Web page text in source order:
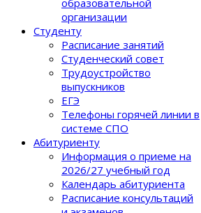
образовательной
организации
Студенту
Расписание занятий
Студенческий совет
Трудоустройство
выпускников
ЕГЭ
Телефоны горячей линии в
системе СПО
Абитуриенту
Информация о приеме на
2026/27 учебный год
Календарь абитуриента
Расписание консультаций